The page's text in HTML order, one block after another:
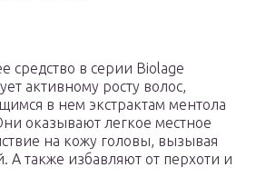
средство в серии Biolage
активному росту волос,
в нем экстрактам ментола
оказывают легкое местное
на кожу головы, вызывая
А также избавляют от перхоти и